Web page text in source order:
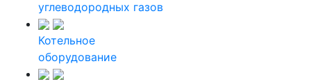
углеводородных газов
Котельное
оборудование